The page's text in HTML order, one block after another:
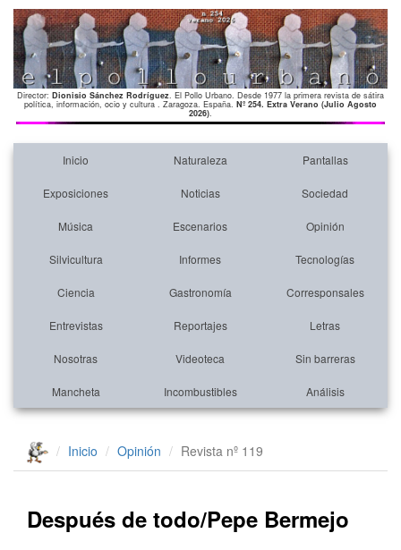
Director: Dionisio Sánchez Rodríguez. El Pollo Urbano. Desde 1977 la primera revista de sátira
política, información, ocio y cultura . Zaragoza. España. Nº 254. Extra Verano (Julio Agosto
2026).
Inicio Naturaleza Pantallas
Exposiciones Noticias Sociedad
Música Escenarios Opinión
Silvicultura Informes Tecnologías
Ciencia Gastronomía Corresponsales
Entrevistas Reportajes Letras
Nosotras Videoteca Sin barreras
Mancheta Incombustibles Análisis
Inicio Opinión Revista nº 119
Después de todo/Pepe Bermejo